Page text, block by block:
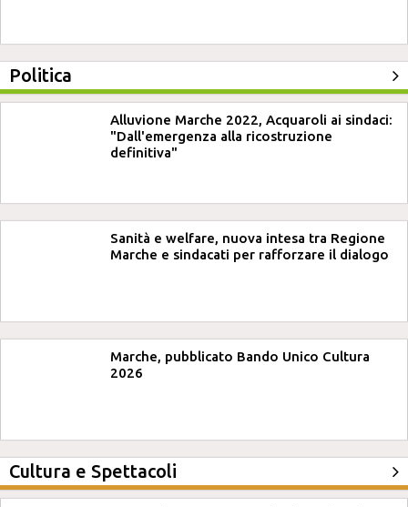
Politica
Alluvione Marche 2022, Acquaroli ai sindaci:
"Dall'emergenza alla ricostruzione
definitiva"
Sanità e welfare, nuova intesa tra Regione
Marche e sindacati per rafforzare il dialogo
Marche, pubblicato Bando Unico Cultura
2026
Cultura e Spettacoli